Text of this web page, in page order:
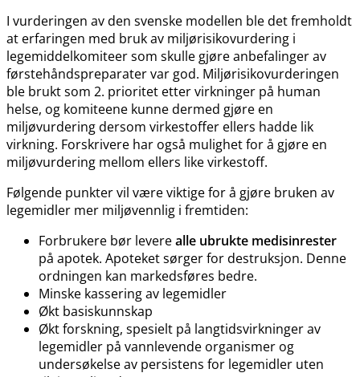
I vurderingen av den svenske modellen ble det fremholdt
at erfaringen med bruk av miljørisikovurdering i
legemiddelkomiteer som skulle gjøre anbefalinger av
førstehåndspreparater var god. Miljørisikovurderingen
ble brukt som 2. prioritet etter virkninger på human
helse, og komiteene kunne dermed gjøre en
miljøvurdering dersom virkestoffer ellers hadde lik
virkning. Forskrivere har også mulighet for å gjøre en
miljøvurdering mellom ellers like virkestoff.
Følgende punkter vil være viktige for å gjøre bruken av
legemidler mer miljøvennlig i fremtiden:
Forbrukere bør leverealle ubrukte medisinrester
på apotek. Apoteket sørger for destruksjon. Denne
ordningen kan markedsføres bedre.
Minske kassering av legemidler
Økt basiskunnskap
Økt forskning, spesielt på langtidsvirkninger av
legemidler på vannlevende organismer og
undersøkelse av persistens for legemidler uten